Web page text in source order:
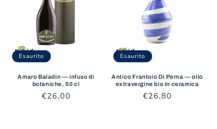
Esaurito
Amaro Baladin — infuso di
botaniche, 50 cl
Prezzo
€26,00
Esaurito
Antico Frantoio Di Perna — olio
extravergine bio in ceramica
Prezzo
€26,80